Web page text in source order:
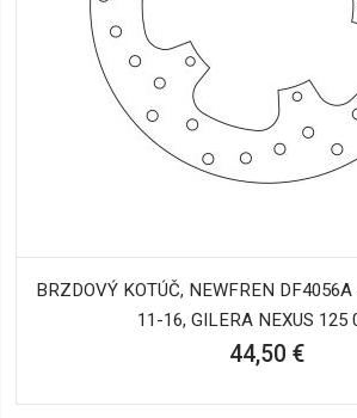
BRZDOVÝ KOTÚČ, NEWFREN
11-16, GILERA NEXUS 125
44,50 €